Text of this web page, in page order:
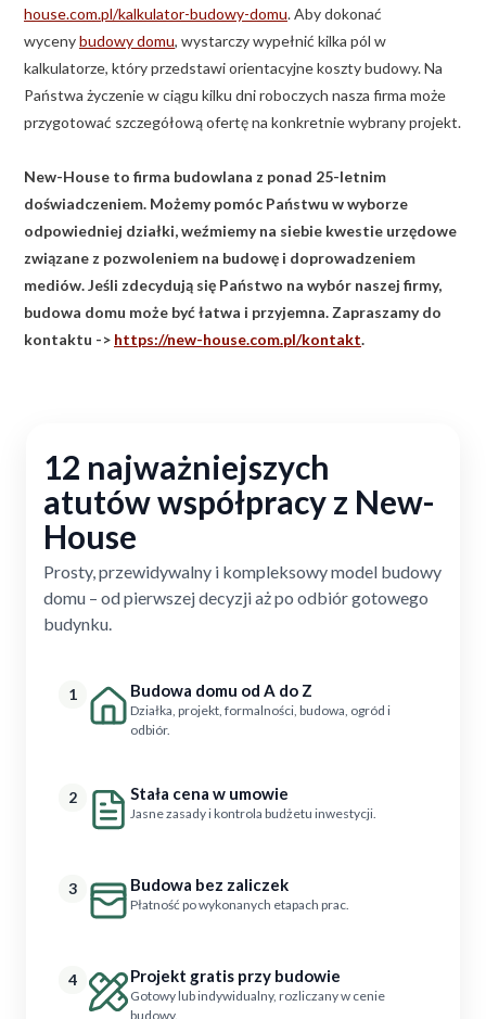
house.com.pl/kalkulator-budowy-domu. Aby dokonać
wycenybudowy domu, wystarczy wypełnić kilka pól w
kalkulatorze, który przedstawi orientacyjne koszty budowy. Na
Państwa życzenie w ciągu kilku dni roboczych nasza firma może
przygotować szczegółową ofertę na konkretnie wybrany projekt.
New-House to firma budowlana z ponad 25-letnim
doświadczeniem. Możemy pomóc Państwu w wyborze
odpowiedniej działki, weźmiemy na siebie kwestie urzędowe
związane z pozwoleniem na budowę i doprowadzeniem
mediów. Jeśli zdecydują się Państwo na wybór naszej firmy,
budowa domu może być łatwa i przyjemna. Zapraszamy do
kontaktu -> https://new-house.com.pl/kontakt.
12 najważniejszych
atutów współpracy z New-
House
Prosty, przewidywalny i kompleksowy model budowy
domu – od pierwszej decyzji aż po odbiór gotowego
budynku.
1 Budowa domu od A do Z
Działka, projekt, formalności, budowa, ogród i
odbiór.
2 Stała cena w umowie
Jasne zasady i kontrola budżetu inwestycji.
3 Budowa bez zaliczek
Płatność po wykonanych etapach prac.
4 Projekt gratis przy budowie
Gotowy lub indywidualny, rozliczany w cenie
budowy.